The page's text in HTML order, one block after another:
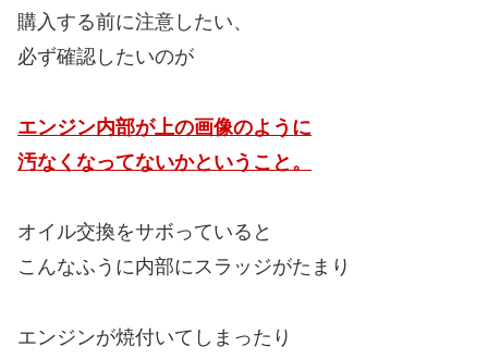
購入する前に注意したい、
必ず確認したいのが
エンジン内部が上の画像のように
汚なくなってないかということ。
オイル交換をサボっていると
こんなふうに内部にスラッジがたまり
エンジンが焼付いてしまったり